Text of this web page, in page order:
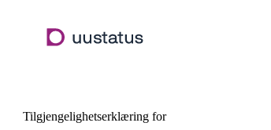
hovedinnhold
Tilgjengelighetserklæring for